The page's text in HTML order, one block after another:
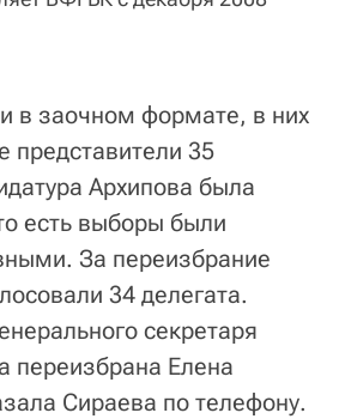
в заочном формате, в них
представители 35
Архипова была
есть выборы были
За переизбрание
34 делегата.
секретаря
переизбрана Елена
Сираева по телефону.